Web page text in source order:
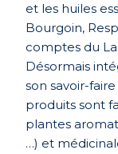
et les huiles
Bourgoin,
comptes du
Désormais
son savoir-
produits sont
plantes
…) et